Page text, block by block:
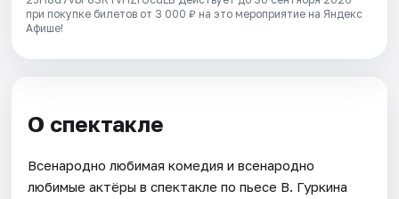
при покупке билетов от 3 000 ₽ на это мероприятие на Яндекс
Афише!
О спектакле
Всенародно любимая комедия и всенародно
любимые актёры в спектакле по пьесе В. Гуркина